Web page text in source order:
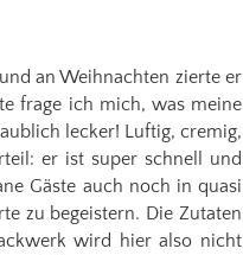
an Weihnachten zierte er
frage ich mich, was meine
lecker! Luftig, cremig,
er ist super schnell und
Gäste auch noch in quasi
zu begeistern. Die Zutaten
wird hier also nicht